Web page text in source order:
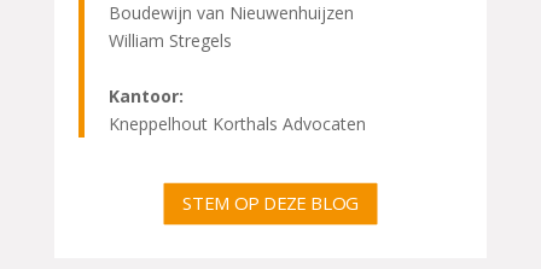
Boudewijn van Nieuwenhuijzen
William Stregels
Kantoor:
Kneppelhout Korthals Advocaten
STEM OP DEZE BLOG